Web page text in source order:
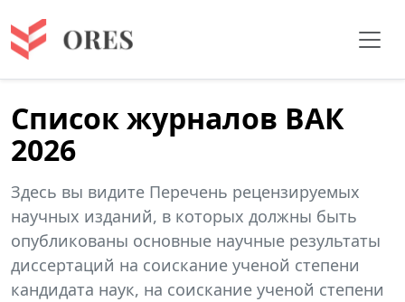
Список журналов ВАК
2026
Здесь вы видите Перечень рецензируемых
научных изданий, в которых должны быть
опубликованы основные научные результаты
диссертаций на соискание ученой степени
кандидата наук, на соискание ученой степени